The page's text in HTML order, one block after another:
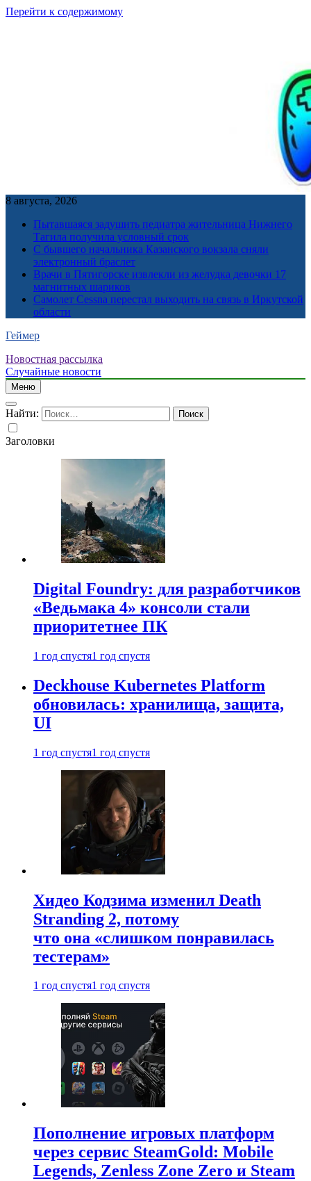
Перейти к содержимому
8 августа, 2026
Пытавшаяся задушить педиатра жительница Нижнего
Тагила получила условный срок
С бывшего начальника Казанского вокзала сняли
электронный браслет
Врачи в Пятигорске извлекли из желудка девочки 17
магнитных шариков
Самолет Cessna перестал выходить на связь в Иркутской
области
Геймер
Новостная рассылка
Случайные новости
Меню
Найти:
Заголовки
Digital Foundry: для разработчиков
«Ведьмака 4» консоли стали
приоритетнее ПК
1 год спустя1 год спустя
Deckhouse Kubernetes Platform
обновилась: хранилища, защита,
UI
1 год спустя1 год спустя
Хидео Кодзима изменил Death
Stranding 2, потому
что она «слишком понравилась
тестерам»
1 год спустя1 год спустя
Пополнение игровых платформ
через сервис SteamGold: Mobile
Legends, Zenless Zone Zero и Steam